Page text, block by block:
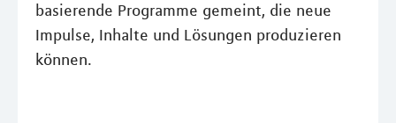
basierende Programme gemeint, die neue
Impulse, Inhalte und Lösungen produzieren
können.